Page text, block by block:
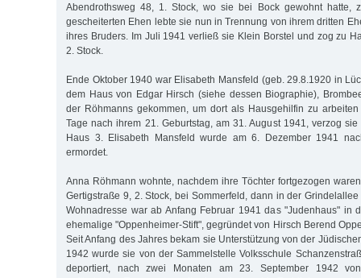
Abendrothsweg 48, 1. Stock, wo sie bei Bock gewohnt hatte,
gescheiterten Ehen lebte sie nun in Trennung von ihrem dritten
ihres Bruders. Im Juli 1941 verließ sie Klein Borstel und zog zu
2. Stock.
Ende Oktober 1940 war Elisabeth Mansfeld (geb. 29.8.1920 in
dem Haus von Edgar Hirsch (siehe dessen Biographie),
der Röhmanns gekommen, um dort als Hausgehilfin zu
Tage nach ihrem 21. Geburtstag, am 31. August 1941, verzog
Haus 3. Elisabeth Mansfeld wurde am 6. Dezember 1941
ermordet.
Anna Röhmann wohnte, nachdem ihre Töchter fortgezogen
Gertigstraße 9, 2. Stock, bei Sommerfeld, dann in der
Wohnadresse war ab Anfang Februar 1941 das "Judenhaus" in
ehemalige "Oppenheimer-Stift", gegründet von Hirsch Berend
Seit Anfang des Jahres bekam sie Unterstützung von der
1942 wurde sie von der Sammelstelle Volksschule
deportiert, nach zwei Monaten am 23. September 1942